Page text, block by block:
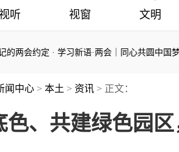
视听 视窗 文明
约定·学习新语·两会｜同心共圆中国梦·学习
约定 ·学习新语·两会｜同心共圆中国梦
闻中心 > 本土 > 资讯 > 正文：
色、共建绿色园